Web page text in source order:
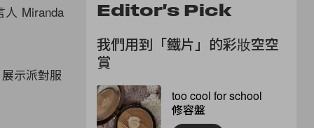
人 Miranda
示派對服
Editor's Pick
我們用到「鐵片」的彩妝空空
賞
too cool for school
修容盤